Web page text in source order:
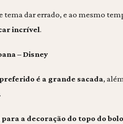
tema dar errado, e ao mesmo
incrível.
– Disney
é a grande sacada,
a decoração do topo do